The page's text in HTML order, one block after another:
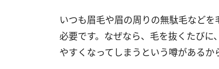
いつも眉毛や眉の周りの無駄毛など
必要です。なぜなら、毛を抜くたび
やすくなってしまうという噂があるか